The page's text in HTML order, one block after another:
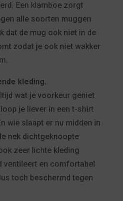
Een klamboe zorgt
alle soorten muggen
dat de mug ook niet in de
zodat je ook niet wakker
kleding.
wat je voorkeur geniet
je liever in een t-shirt
wie slaapt er nu midden in
nek dichtgeknoopte
zeer lichte kleding
ventileert en comfortabel
toch beschermd tegen